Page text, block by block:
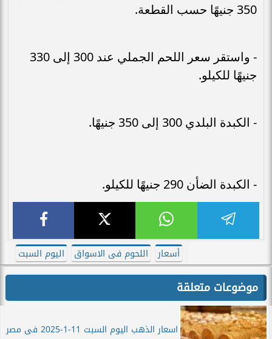
350 جنيهًا حسب القطعة.
- واستقر سعر اللحم الجملي عند 300 إلى 330
جنيهًا للكيلو.
- الكبدة البلدي 300 إلى 350 جنيهًا.
- الكبدة الضأن 290 جنيهًا للكيلو.
أسعار اللحوم فى الاسواق اليوم السبت
موضوعات متعلقة
اسعار الذهب اليوم السبت 11-1-2025 فى مصر